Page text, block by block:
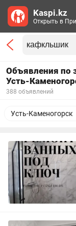
Объявления по
Усть-
388 объявлений
Усть-Каменогорск
Kaspi.kz
Открыть в